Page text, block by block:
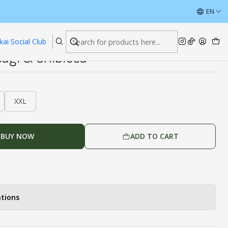
Social Club
Read more
EN
& Chibiusa
XXL
ADD TO CART
BUY NOW